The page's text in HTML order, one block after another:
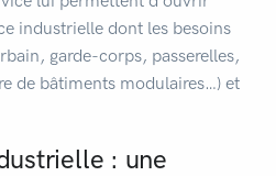
industrielle dont les besoins
garde-corps, passerelles,
de bâtiments modulaires…) et
: une